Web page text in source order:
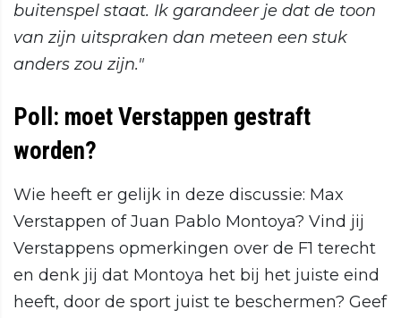
buitenspel staat. Ik garandeer je dat de toon
van zijn uitspraken dan meteen een stuk
anders zou zijn."
Poll: moet Verstappen gestraft
worden?
Wie heeft er gelijk in deze discussie: Max
Verstappen of Juan Pablo Montoya? Vind jij
Verstappens opmerkingen over de F1 terecht
en denk jij dat Montoya het bij het juiste eind
heeft, door de sport juist te beschermen? Geef